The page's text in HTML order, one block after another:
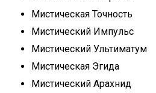
Мистическая Точность
Мистический Импульс
Мистический Ультиматум
Мистическая Эгида
Мистический Арахнид